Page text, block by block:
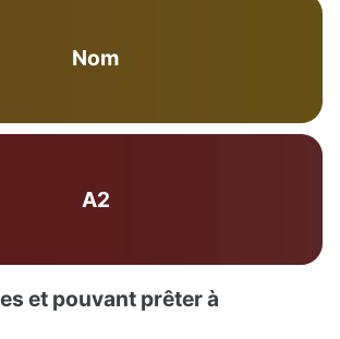
Nom
A2
et pouvant prêter à